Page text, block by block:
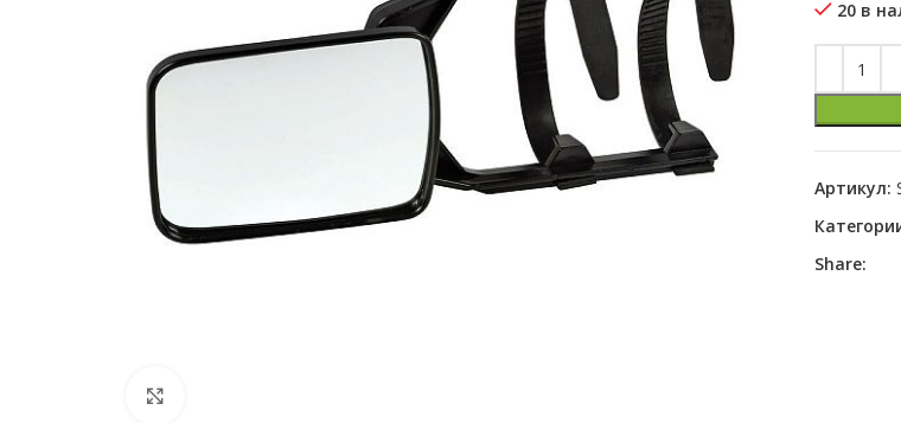
20 в
Артикул:
Share: